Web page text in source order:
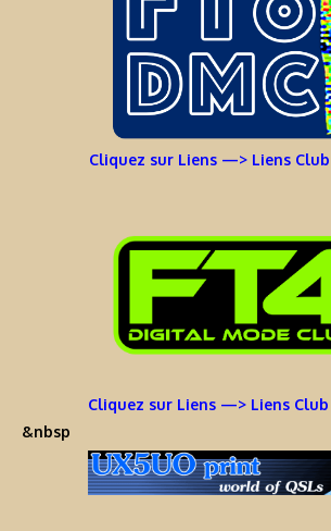
Cliquez sur Liens —> Liens Club
Cliquez sur Liens —> Liens Club
&nbsp